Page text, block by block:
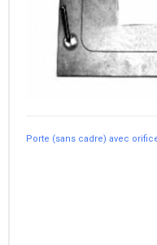
Porte (sans cadre) avec